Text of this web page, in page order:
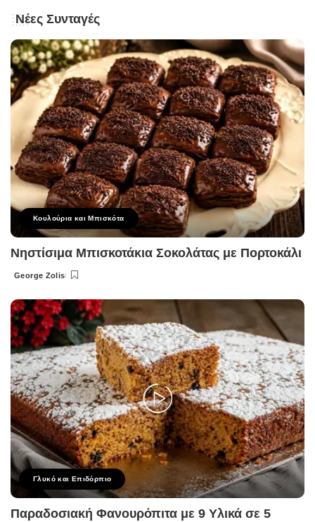
Νέες Συνταγές
Κουλούρια και Μπισκότα
Νηστίσιμα Μπισκοτάκια Σοκολάτας με Πορτοκάλι
Posted
George Zolis
Γλυκό και Επιδόρπιο
Παραδοσιακή Φανουρόπιτα με 9 Υλικά σε 5